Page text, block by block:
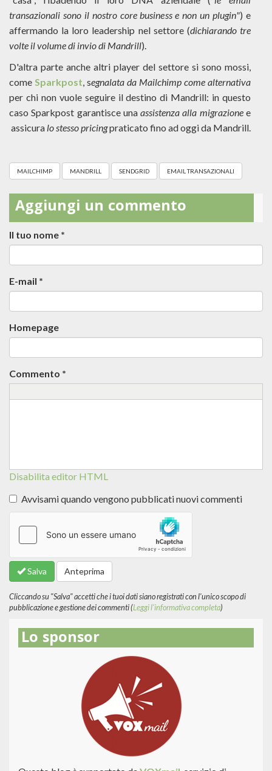
transazionali sono il nostro core business e non un plugin") e
affermando la loro leadership nel settore (dichiarando tre
volte il volume di invio di Mandrill).
D'altra parte anche altri player del settore si sono mossi,
come Sparkpost , segnalata da Mailchimp come alternativa
per chi non vuole seguire il destino di Mandrill: in questo
caso Sparkpost garantisce unaassistenza alla migrazionee
assicura lo stesso pricingpraticato fino ad oggi da Mandrill.
MAILCHIMP MANDRILL SENDGRID EMAIL TRANSAZIONALI
Aggiungi un commento
Il tuo nome *
E-mail *
Homepage
Commento *
Disabilita editor HTML
informazioni
formati
del
Avvisami quando vengono pubblicati nuovi commenti
Salva Anteprima
Cliccando su "Salva" accetti che i tuoi dati siano registrati con l'unico scopo di
pubblicazione e gestione dei commenti (Leggi l'informativa completa)
Lo sponsor